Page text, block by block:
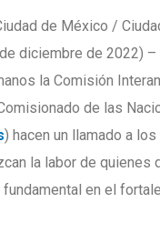
de México /
diciembre de 2022)
la Comisión
de las
) hacen un llamado a
la labor de
en el